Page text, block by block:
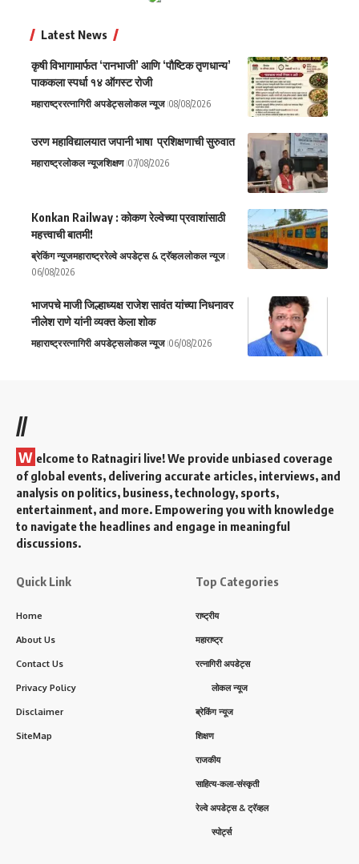
Latest News
कृषी विभागामार्फत ‘रानभाजी’ आणि ‘पौष्टिक तृणधान्य’
पाककला स्पर्धा १४ ऑगस्ट रोजी
महाराष्ट्ररत्नागिरी अपडेट्सलोकल न्यूज 08/08/2026
उरण महाविद्यालयात जपानी भाषा प्रशिक्षणाची सुरुवात
महाराष्ट्रलोकल न्यूजशिक्षण 07/08/2026
Konkan Railway : कोकण रेल्वेच्या प्रवाशांसाठी
महत्त्वाची बातमी!
ब्रेकिंग न्यूजमहाराष्ट्ररेल्वे अपडेट्स & ट्रॅव्हललोकल न्यूज
06/08/2026
भाजपचे माजी जिल्हाध्यक्ष राजेश सावंत यांच्या निधनावर
नीलेश राणे यांनी व्यक्त केला शोक
महाराष्ट्ररत्नागिरी अपडेट्सलोकल न्यूज 06/08/2026
//
W elcome to Ratnagiri live! We provide unbiased coverage
of global events, delivering accurate articles, interviews, and
analysis on politics, business, technology, sports,
entertainment, and more. Empowering you with knowledge
to navigate the headlines and engage in meaningful
discussions.
Quick Link
Home
About Us
Contact Us
Privacy Policy
Disclaimer
SiteMap
Top Categories
राष्ट्रीय
महाराष्ट्र
रत्नागिरी अपडेट्स
लोकल न्यूज
ब्रेकिंग न्यूज
शिक्षण
राजकीय
साहित्य-कला-संस्कृती
रेल्वे अपडेट्स & ट्रॅव्हल
स्पोर्ट्स